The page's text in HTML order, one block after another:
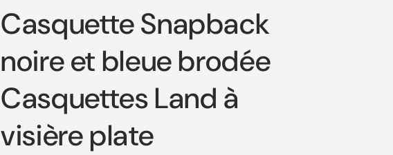
Casquette Snapback
noire et bleue brodée
Casquettes Land à
visière plate